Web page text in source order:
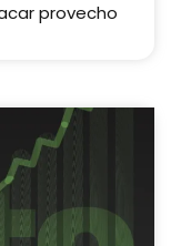
provecho